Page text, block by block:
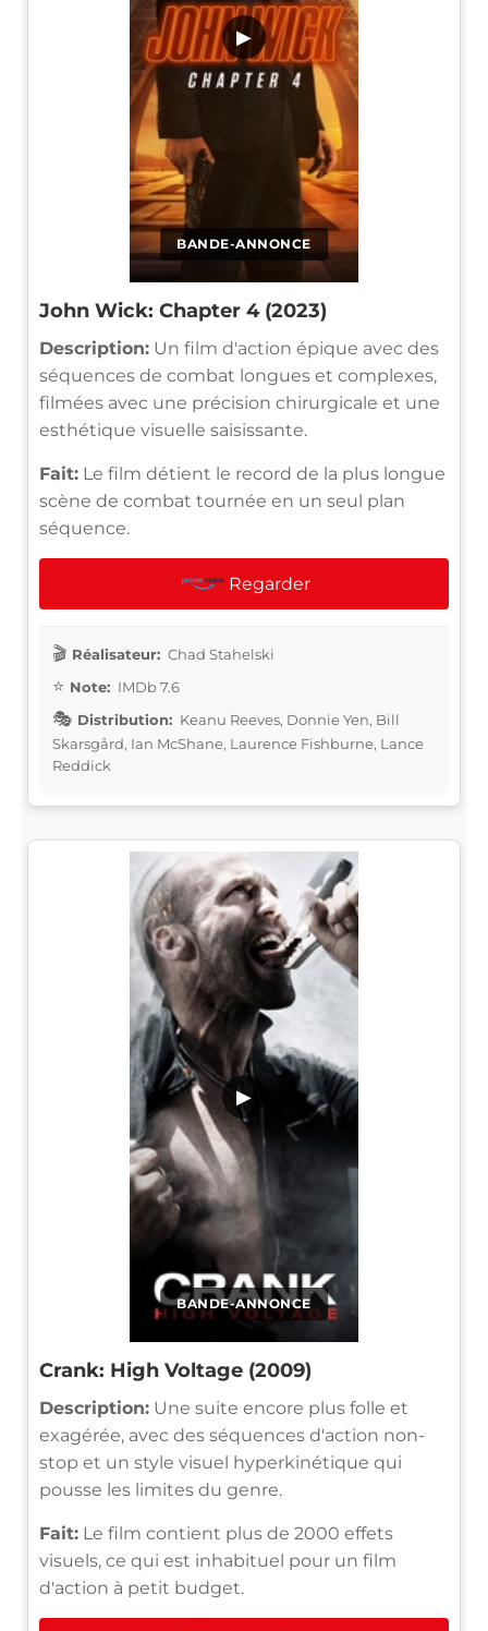
BANDE-ANNONCE
▶
John Wick: Chapter 4 (2023)
Description: Un film d'action épique avec des
séquences de combat longues et complexes,
filmées avec une précision chirurgicale et une
esthétique visuelle saisissante.
Fait: Le film détient le record de la plus longue
scène de combat tournée en un seul plan
séquence.
Regarder
Réalisateur: Chad Stahelski
Note: IMDb 7.6
Distribution: Keanu Reeves, Donnie Yen, Bill
Skarsgård, Ian McShane, Laurence Fishburne, Lance
Reddick
BANDE-ANNONCE
▶
Crank: High Voltage (2009)
Description: Une suite encore plus folle et
exagérée, avec des séquences d'action non-
stop et un style visuel hyperkinétique qui
pousse les limites du genre.
Fait: Le film contient plus de 2000 effets
visuels, ce qui est inhabituel pour un film
d'action à petit budget.